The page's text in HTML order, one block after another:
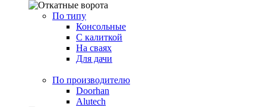
По типу
Консольные
С калиткой
На сваях
Для дачи
По производителю
Doorhan
Alutech